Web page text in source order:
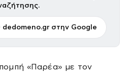
στην Google
«Παρέα» με τον